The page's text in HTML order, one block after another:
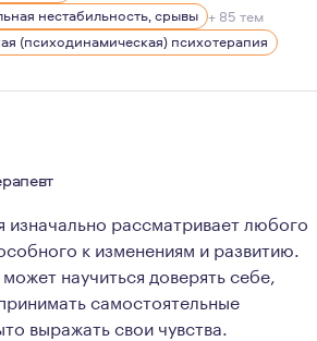
нестабильность, срывы + 85 тем
(психодинамическая) психотерапия
изначально рассматривает любого
к изменениям и развитию.
научиться доверять себе,
самостоятельные
выражать свои чувства.